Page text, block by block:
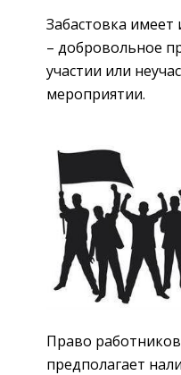
Забастовка
– добровольное
участии или
мероприятии.
Право
предполагает